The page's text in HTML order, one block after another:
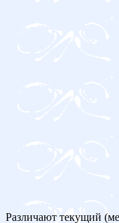
Различают текущий